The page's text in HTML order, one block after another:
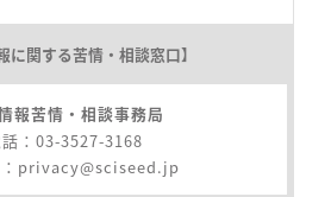
に関する苦情・相談窓口】
報苦情・相談事務局
：03-3527-3168
privacy@sciseed.jp